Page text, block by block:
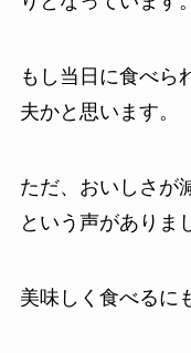
もし当日に食べら
夫かと思います。
ただ、おいしさが
という声がありま
美味しく食べるに